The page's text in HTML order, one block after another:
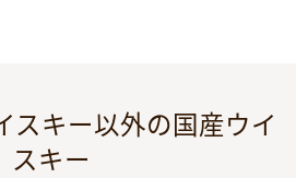
スキー以外の国産ウイ
スキー